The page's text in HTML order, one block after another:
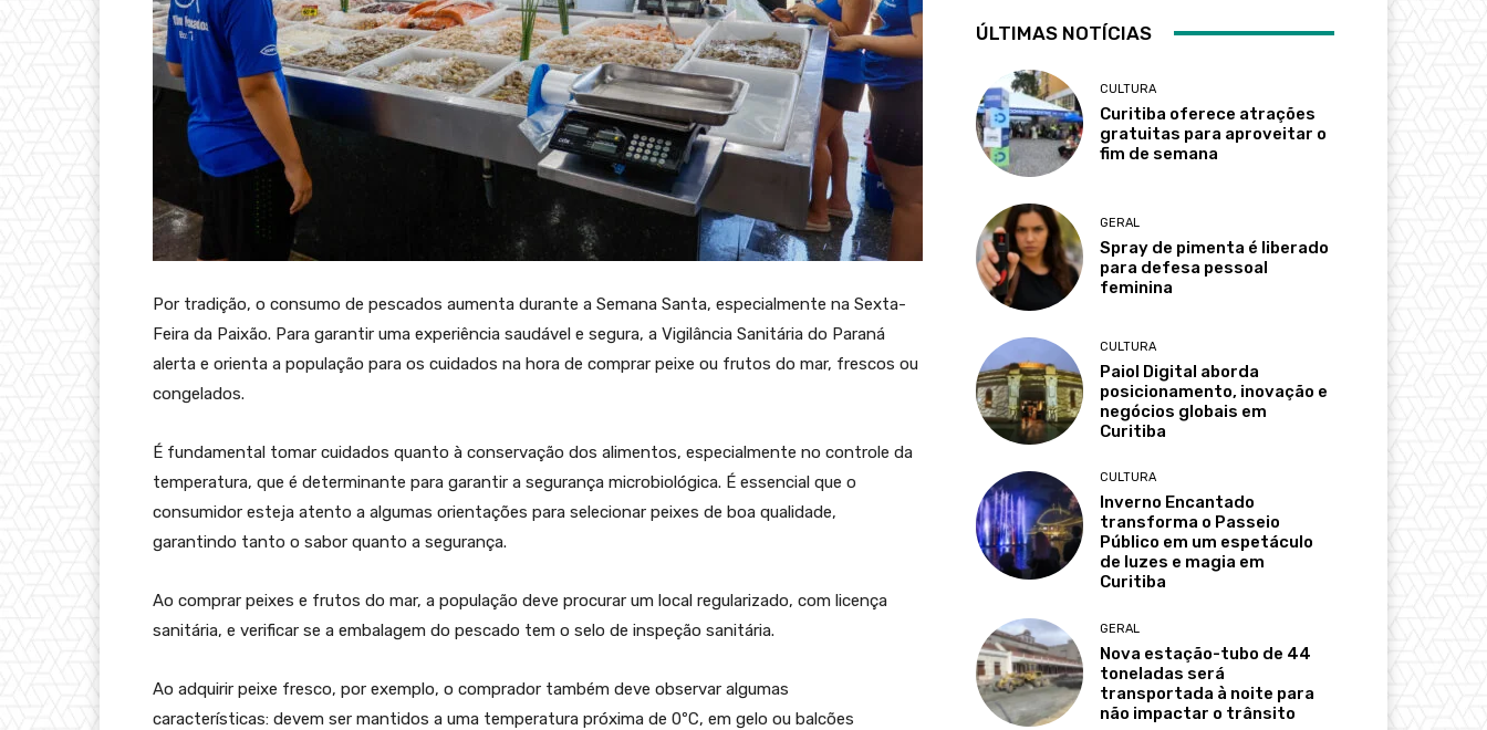
Por tradição, o consumo de pescados aumenta durante a Semana Santa, especialmente na Sexta-
Feira da Paixão. Para garantir uma experiência saudável e segura, a Vigilância Sanitária do Paraná
alerta e orienta a população para os cuidados na hora de comprar peixe ou frutos do mar, frescos ou
congelados.
É fundamental tomar cuidados quanto à conservação dos alimentos, especialmente no controle da
temperatura, que é determinante para garantir a segurança microbiológica. É essencial que o
consumidor esteja atento a algumas orientações para selecionar peixes de boa qualidade,
garantindo tanto o sabor quanto a segurança.
Ao comprar peixes e frutos do mar, a população deve procurar um local regularizado, com licença
sanitária, e verificar se a embalagem do pescado tem o selo de inspeção sanitária.
Ao adquirir peixe fresco, por exemplo, o comprador também deve observar algumas
características: devem ser mantidos a uma temperatura próxima de 0ºC, em gelo ou balcões
ÚLTIMAS NOTÍCIAS
CULTURA
Curitiba oferece atrações
gratuitas para aproveitar o
fim de semana
GERAL
Spray de pimenta é liberado
para defesa pessoal
feminina
CULTURA
Paiol Digital aborda
posicionamento, inovação e
negócios globais em
Curitiba
CULTURA
Inverno Encantado
transforma o Passeio
Público em um espetáculo
de luzes e magia em
Curitiba
GERAL
Nova estação-tubo de 44
toneladas será
transportada à noite para
não impactar o trânsito